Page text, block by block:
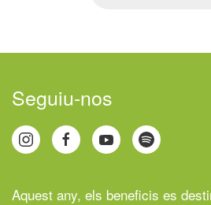
Seguiu-nos
Aquest any, els beneficis es